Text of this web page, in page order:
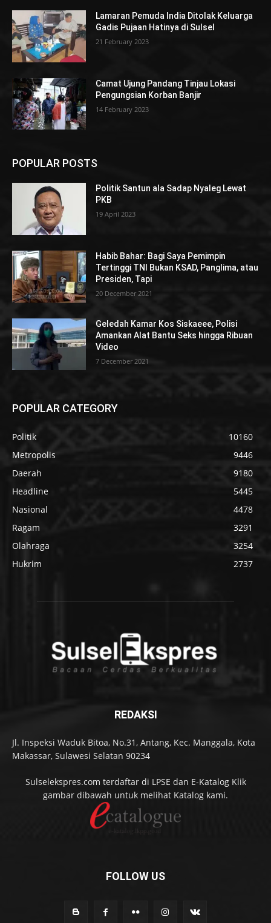
Lamaran Pemuda India Ditolak Keluarga
Gadis Pujaan Hatinya di Sulsel
21 February 2023
Camat Ujung Pandang Tinjau Lokasi
Pengungsian Korban Banjir
14 February 2023
POPULAR POSTS
Politik Santun ala Sadap Nyaleg Lewat
PKB
19 April 2023
Habib Bahar: Bagi Saya Pemimpin
Tertinggi TNI Bukan KSAD, Panglima, atau
Presiden, Tapi
20 December 2021
Geledah Kamar Kos Siskaeee, Polisi
Amankan Alat Bantu Seks hingga Ribuan
Video
7 December 2021
POPULAR CATEGORY
Politik
10160
Metropolis
9446
Daerah
9180
Headline
5445
Nasional
4478
Ragam
3291
Olahraga
3254
Hukrim
2737
REDAKSI
Jl. Inspeksi Waduk Bitoa, No.31, Antang, Kec. Manggala, Kota
Makassar, Sulawesi Selatan 90234
Sulselekspres.com terdaftar di LPSE dan E-Katalog Klik
gambar dibawah untuk melihat Katalog kami.
FOLLOW US